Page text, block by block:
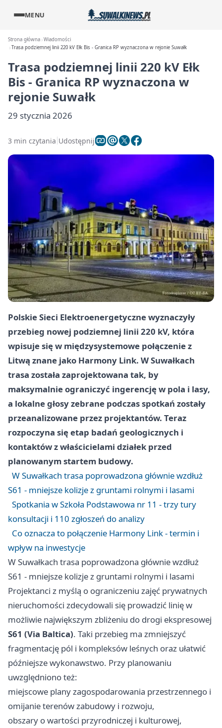
MENU
Strona główna Wiadomości
Trasa podziemnej linii 220 kV Ełk Bis - Granica RP wyznaczona w rejonie Suwałk
Trasa podziemnej linii 220 kV Ełk
Bis - Granica RP wyznaczona w
rejonie Suwałk
29 stycznia 2026
3 min czytania Udostępnij
Polskie Sieci Elektroenergetyczne wyznaczyły
przebieg nowej podziemnej linii 220 kV, która
wpisuje się w międzysystemowe połączenie z
Litwą znane jako Harmony Link. W Suwałkach
trasa została zaprojektowana tak, by
maksymalnie ograniczyć ingerencję w pola i lasy,
a lokalne głosy zebrane podczas spotkań zostały
przeanalizowane przez projektantów. Teraz
rozpoczyna się etap badań geologicznych i
kontaktów z właścicielami działek przed
planowanym startem budowy.
W Suwałkach trasa poprowadzona głównie wzdłuż
S61 - mniejsze kolizje z gruntami rolnymi i lasami
Spotkania w Szkoła Podstawowa nr 11 - trzy tury
konsultacji i 110 zgłoszeń do analizy
Co oznacza to połączenie Harmony Link - termin i
wpływ na inwestycje
W Suwałkach trasa poprowadzona głównie wzdłuż
S61 - mniejsze kolizje z gruntami rolnymi i lasami
Projektanci z myślą o ograniczeniu zajęć prywatnych
nieruchomości zdecydowali się prowadzić linię w
możliwie największym zbliżeniu do drogi ekspresowej
S61 (Via Baltica). Taki przebieg ma zmniejszyć
fragmentację pól i kompleksów leśnych oraz ułatwić
późniejsze wykonawstwo. Przy planowaniu
uwzględniono też:
miejscowe plany zagospodarowania przestrzennego i
omijanie terenów zabudowy i rozwoju,
obszary o wartości przyrodniczej i kulturowej,